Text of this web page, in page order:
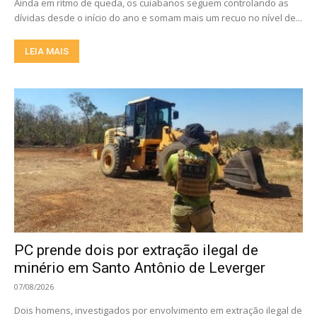
Ainda em ritmo de queda, os cuiabanos seguem controlando as
dívidas desde o início do ano e somam mais um recuo no nível de...
LEIA MAIS
PC prende dois por extração ilegal de
minério em Santo Antônio de Leverger
07/08/2026
Dois homens, investigados por envolvimento em extração ilegal de